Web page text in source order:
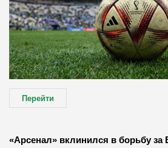
Перейти
«Арсенал» вклинился в борьбу за